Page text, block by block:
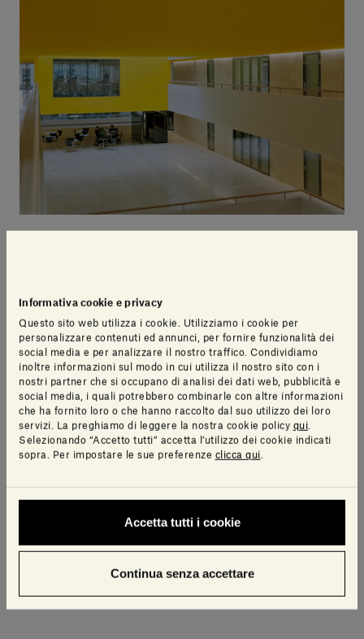
Informativa cookie e privacy
Questo sito web utilizza i cookie. Utilizziamo i cookie per
personalizzare contenuti ed annunci, per fornire funzionalità dei
social media e per analizzare il nostro traffico. Condividiamo
inoltre informazioni sul modo in cui utilizza il nostro sito con i
nostri partner che si occupano di analisi dei dati web, pubblicità e
social media, i quali potrebbero combinarle con altre informazioni
che ha fornito loro o che hanno raccolto dal suo utilizzo dei loro
servizi. La preghiamo di leggere la nostra cookie policy qui
Selezionando “Accetto tutti” accetta l’utilizzo dei cookie indicati
sopra. Per impostare le sue preferenze clicca qui
Accetta tutti i cookie
Continua senza accettare
Sicuramente è stato un progetto complicato.
Insieme a Salvatori abbiamo sviluppato un
dispositivo appositamente concepito per
sollevare la pietra e movimentarla, per poterla poi
installare nella posizione prestabilita, tenendo conto
della geometria particolare dell’edificio. Oltre al
problema dell’installazione della pietra, è stato
che potrebbe apparire semplice ma che in realtà si è
rivelata piuttosto complicata. Nella mia vita ho
certezza di avere accanto la persona giusta per